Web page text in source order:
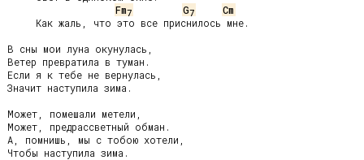
Fm7 G7
Cm
В сны мои луна окунулась,
Ветер превратила в туман.
Если я к тебе не вернулась,
Значит наступила зима.
Может, помешали метели,
Может, предрассветный обман.
А, помнишь, мы с тобою хотели,
Чтобы наступила зима.